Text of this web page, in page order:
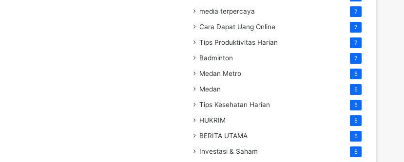
media terpercaya 7
Cara Dapat Uang Online 7
Tips Produktivitas Harian 7
Badminton 7
Medan Metro 5
Medan 5
Tips Kesehatan Harian 5
HUKRIM 5
BERITA UTAMA 5
Investasi & Saham 5